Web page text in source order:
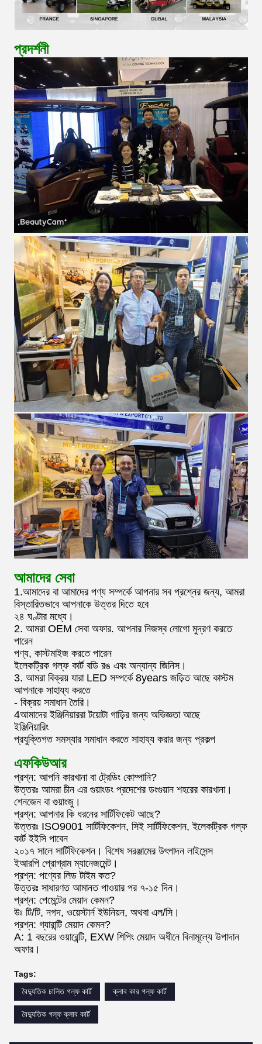
প্রদর্শনী
আমাদের সেবা
1.আমাদের বা আমাদের পণ্য সম্পর্কে আপনার সব প্রশ্নের জন্য, আমরা
বিস্তারিতভাবে আপনাকে উত্তর দিতে হবে
২৪ ঘণ্টার মধ্যে।
2. আমরা OEM সেবা অফার. আপনার নিজস্ব লোগো মুদ্রণ করতে
পারেন
পণ্য, কাস্টমাইজ করতে পারেন
ইলেকট্রিক গল্ফ কার্ট বডি রঙ এবং অন্যান্য জিনিস।
3. আমরা বিক্রয় যারা LED সম্পর্কে 8years জড়িত আছে কাস্টম
আপনাকে সাহায্য করতে
- বিক্রয় সমাধান তৈরি।
4আমাদের ইঞ্জিনিয়াররা টয়োটা গাড়ির জন্য অভিজ্ঞতা আছে
ইঞ্জিনিয়ারিং
প্রযুক্তিগত সমস্যার সমাধান করতে সাহায্য করার জন্য প্রকল্প
এফকিউআর
প্রশ্ন: আপনি কারখানা বা ট্রেডিং কোম্পানি?
উত্তরঃ আমরা চীন এর গুয়াংডং প্রদেশের ডংগুয়ান শহরের কারখানা।
শেনজেন বা গুয়াংজু।
প্রশ্ন: আপনার কি ধরনের সার্টিফিকেট আছে?
উত্তরঃ ISO9001 সার্টিফিকেশন, সিই সার্টিফিকেশন, ইলেকট্রিক গল্ফ
কার্ট ইইসি পাবেন
২০১৭ সালে সার্টিফিকেশন। বিশেষ সরঞ্জামের উৎপাদন লাইসেন্স
ইআরপি প্রোগ্রাম ম্যানেজমেন্ট।
প্রশ্ন: পণ্যের লিড টাইম কত?
উত্তরঃ সাধারণত আমানত পাওয়ার পর ৭-১৫ দিন।
প্রশ্ন: পেমেন্টের মেয়াদ কেমন?
উঃ টি/টি, নগদ, ওয়েস্টার্ন ইউনিয়ন, অথবা এল/সি।
প্রশ্ন: গ্যারান্টি মেয়াদ কেমন?
A: 1 বছরের ওয়ারেন্টি, EXW শিপিং মেয়াদ অধীনে বিনামূল্যে উপাদান
অফার।
Tags:
বৈদ্যুতিক চালিত গল্ফ কার্ট
ক্লাব কার গল্ফ কার্ট
বৈদ্যুতিক গল্ফ ক্লাব কার্ট